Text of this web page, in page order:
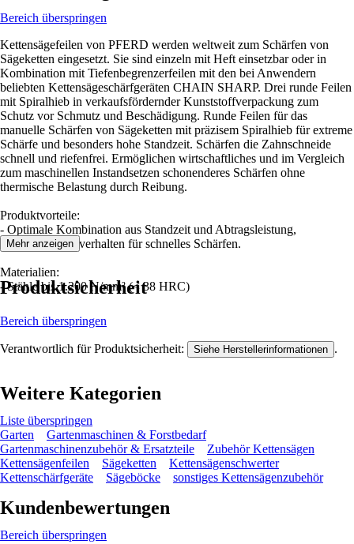
Bereich überspringen
Kettensägefeilen von PFERD werden weltweit zum Schärfen von
Sägeketten eingesetzt. Sie sind einzeln mit Heft einsetzbar oder in
Kombination mit Tiefenbegrenzerfeilen mit den bei Anwendern
beliebten Kettensägeschärfgeräten CHAIN SHARP. Drei runde Feilen
mit Spiralhieb in verkaufsfördernder Kunststoffverpackung zum
Schutz vor Schmutz und Beschädigung. Runde Feilen für das
manuelle Schärfen von Sägeketten mit präzisem Spiralhieb für extreme
Schärfe und besonders hohe Standzeit. Schärfen die Zahnschneide
schnell und riefenfrei. Ermöglichen wirtschaftliches und im Vergleich
zum maschinellen Instandsetzen schonenderes Schärfen ohne
thermische Belastung durch Reibung.
Produktvorteile:
- Optimale Kombination aus Standzeit und Abtragsleistung,
aggressives Feilverhalten für schnelles Schärfen.
Materialien:
- Stähle bis 1.200 N/mm² (< 38 HRC)
Mehr anzeigen
Produktsicherheit
Bereich überspringen
Verantwortlich für Produktsicherheit: Siehe Herstellerinformationen .
Weitere Kategorien
Liste überspringen
Garten
Gartenmaschinen & Forstbedarf
Gartenmaschinenzubehör & Ersatzteile
Zubehör Kettensägen
Kettensägenfeilen
Sägeketten
Kettensägenschwerter
Kettenschärfgeräte
Sägeböcke sonstiges Kettensägenzubehör
Kundenbewertungen
Bereich überspringen